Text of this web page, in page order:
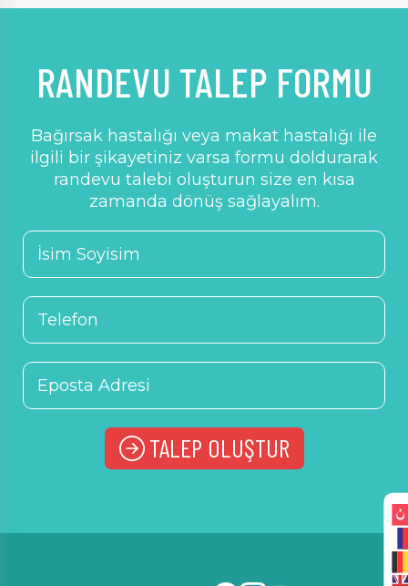
RANDEVU TALEP FORMU
Bağırsak hastalığı veya makat hastalığı ile
ilgili bir şikayetiniz varsa formu doldurarak
randevu talebi oluşturun size en kısa
zamanda dönüş sağlayalım.
TALEP OLUŞTUR